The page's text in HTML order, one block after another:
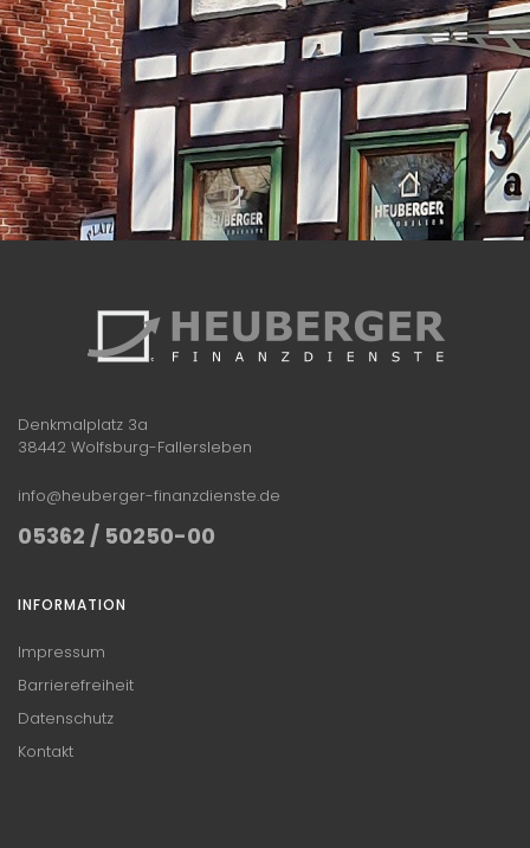
Denkmalplatz 3a
38442 Wolfsburg-Fallersleben
info@heuberger-finanzdienste.de
05362 / 50250-00
INFORMATION
Impressum
Barrierefreiheit
Datenschutz
Kontakt